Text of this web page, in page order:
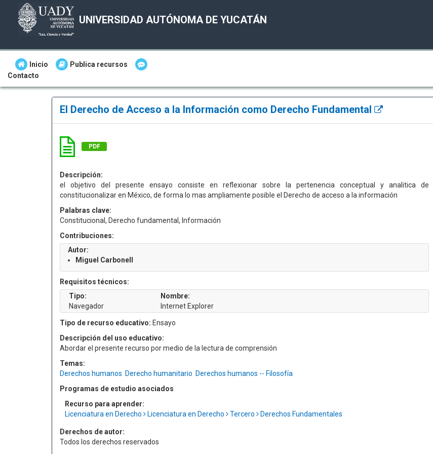
UNIVERSIDAD AUTÓNOMA DE YUCATÁN
Inicio
Publica recursos
Contacto
El Derecho de Acceso a la Información como Derecho Fundamental
PDF
Descripción:
el objetivo del presente ensayo consiste en reflexionar sobre la pertenencia conceptual y analitica de
constitucionalizar en México, de forma lo mas ampliamente posible el Derecho de acceso a la información
Palabras clave:
Constitucional, Derecho fundamental, Información
Contribuciones:
Autor:
Miguel Carbonell
Requisitos técnicos:
Tipo:
Navegador
Nombre:
Internet Explorer
Tipo de recurso educativo: Ensayo
Descripción del uso educativo:
Abordar el presente recurso por medio de la lectura de comprensión
Temas:
Derechos humanos Derecho humanitario Derechos humanos -- Filosofía
Programas de estudio asociados
Recurso para aprender:
Licenciatura en Derecho
Licenciatura en Derecho Tercero Derechos Fundamentales
Derechos de autor:
Todos los derechos reservados